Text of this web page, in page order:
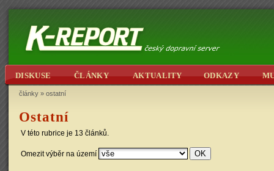
DISKUSE ČLÁNKY AKTUALITY ODKAZY
články » ostatní
Ostatní
V této rubrice je 13 článků.
Omezit výběr na území